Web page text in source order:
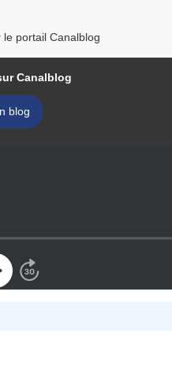
portail Canalblog
Canalblog
blog